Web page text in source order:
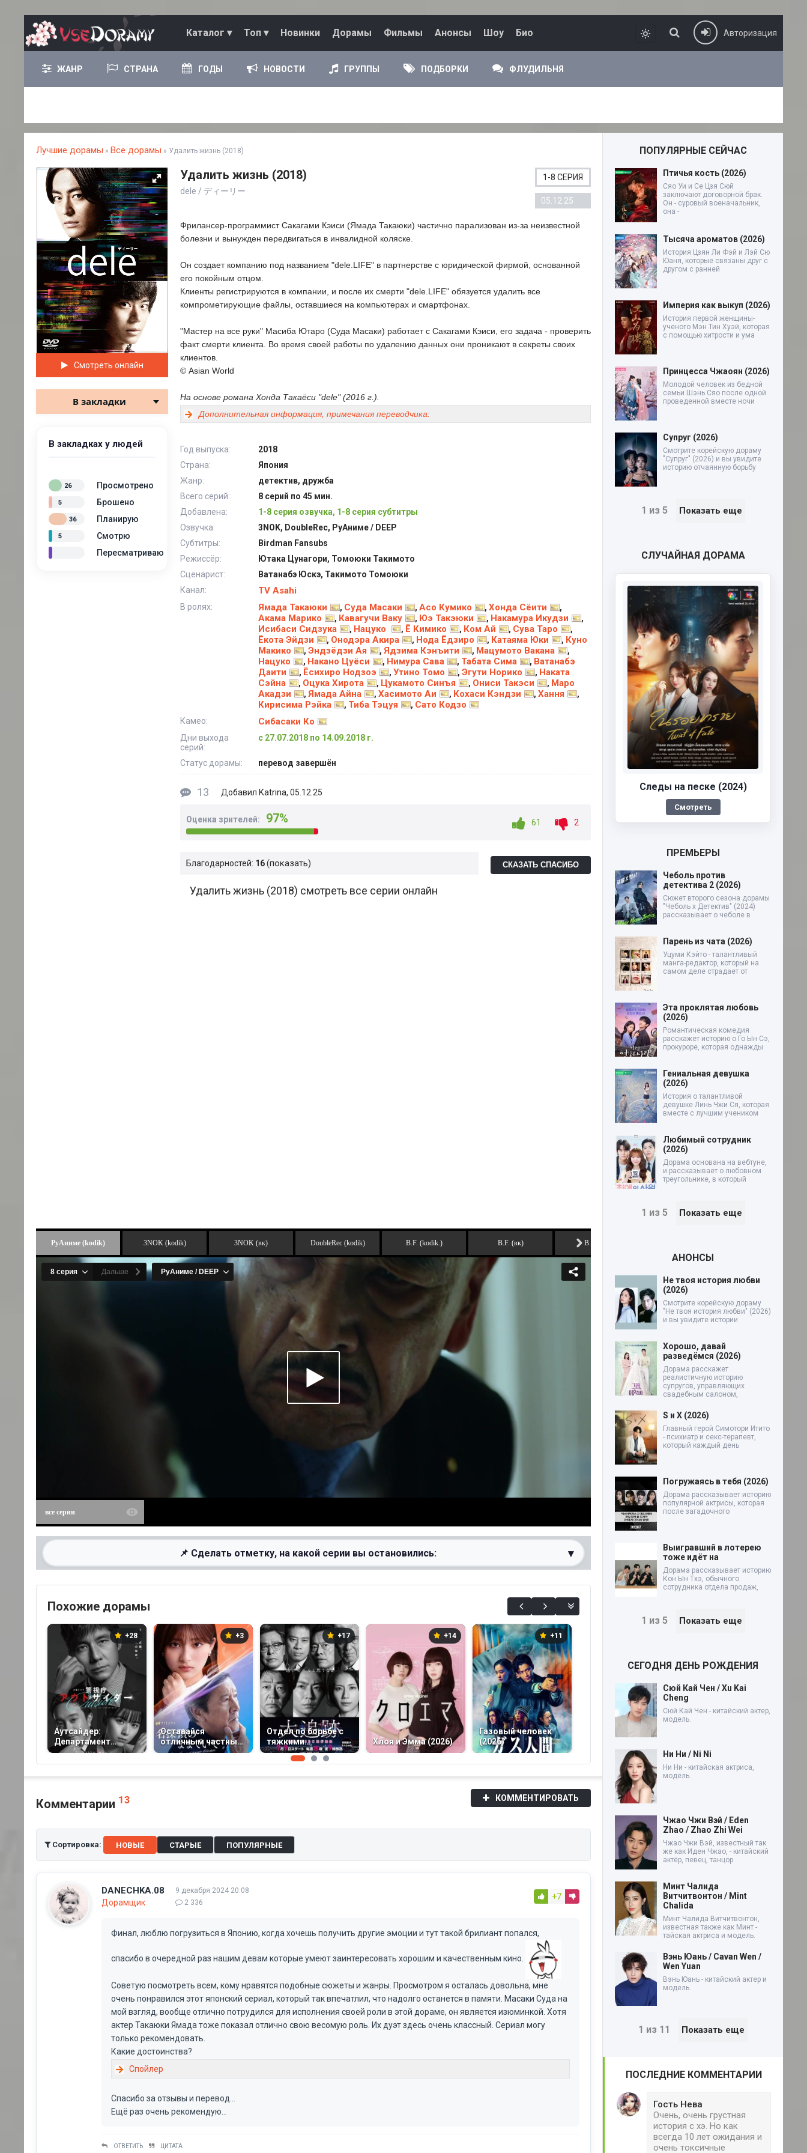
Каталог ▾ Топ ▾ Новинки Дорамы Фильмы Анонсы Шоу Био Авторизация
ЖАНР СТРАНА ГОДЫ НОВОСТИ ГРУППЫ ПОДБОРКИ ФЛУДИЛЬНЯ
Лучшие дорамы » Все дорамы » Удалить жизнь (2018)
Смотреть онлайн
В закладки
В закладках у людей
Просмотрено
26
Брошено
5
Планирую
36
Смотрю
5
Пересматриваю
Удалить жизнь (2018)
dele / ディーリー
1-8 СЕРИЯ
05.12.25
Фрилансер-программист Сакагами Кэиси (Ямада Такаюки) частично парализован из-за неизвестной
болезни и вынужден передвигаться в инвалидной коляске.
Он создает компанию под названием "dele.LIFE" в партнерстве с юридической фирмой, основанной
его покойным отцом.
Клиенты регистрируются в компании, и после их смерти "dele.LIFE" обязуется удалить все
компрометирующие файлы, оставшиеся на компьютерах и смартфонах.
"Мастер на все руки" Масиба Ютаро (Суда Масаки) работает с Сакагами Кэиси, его задача - проверить
факт смерти клиента. Во время своей работы по удалению данных они проникают в секреты своих
клиентов.
© Asian World
На основе романа Хонда Такаёси "dele" (2016 г.).
Дополнительная информация, примечания переводчика:
Год выпуска:
2018
Страна:
Япония
Жанр:
детектив, дружба
Всего серий:
8 серий по 45 мин.
Добавлена:
1-8 серия озвучка, 1-8 серия субтитры
Озвучка:
3NOK, DoubleRec, РуАниме / DEEP
Субтитры:
Birdman Fansubs
Режиссёр:
Ютака Цунагори, Томоюки Такимото
Сценарист:
Ватанабэ Юскэ, Такимото Томоюки
Канал:
TV Asahi
В ролях: Ямада Такаюки , Суда Масаки , Асо Кумико , Хонда Сёити ,
Акама Марико , Кавагучи Ваку , Юэ Такэюки , Накамура Икудзи ,
Исибаси Сидзука , Нацуко , Ё Кимико , Ком Ай , Сува Таро ,
Ёкота Эйдзи , Онодэра Акира , Нода Ёдзиро , Катаяма Юки , Куно
Макико
, Эндзёдзи Ая , Ядзима Кэнъити , Мацумото Вакана ,
Нацуко , Накано Цуёси , Нимура Сава , Табата Сима , Ватанабэ
Даити
, Ёсихиро Нодзоэ , Утино Томо , Эгути Норико , Наката
Сэйна
, Оцука Хирота , Цукамото Синъя , Ониси Такэси , Маро
Акадзи
, Ямада Айна , Хасимото Аи , Кохаси Кэндзи , Хання ,
Кирисима Рэйка , Тиба Тэцуя , Сато Кодзо
Камео: Сибасаки Ко
Дни выхода
серий:
с 27.07.2018 по 14.09.2018 г.
Статус дорамы: перевод завершён
13 Добавил Katrina, 05.12.25
Оценка зрителей: 97% 61 2
Благодарностей: 16 показать СКАЗАТЬ СПАСИБО
Удалить жизнь (2018) смотреть все серии онлайн
РуАниме (kodik) 3NOK (kodik) 3NOK (вк) DoubleRec (kodik) B.F. (kodik.) B.F. (вк) B.F. (ок)
все серии
📌 Сделать отметку, на какой серии вы остановились: ▾
0%
Похожие дорамы
+28
Аутсайдер:
Департамент
столичной полиции
(2023)
+3
Оставайся
отличным частным
детективом (2026)
+17
Отдел по борьбе с
тяжкими
преступлениями
(2025)
+14
Хлоя и Эмма (2026)
+11
Газовый человек
(2026)
смерти (2026)
Комментарии 13 КОММЕНТИРОВАТЬ
Сортировка: НОВЫЕ СТАРЫЕ ПОПУЛЯРНЫЕ
DANECHKA.08
Дорамщик
9 декабря 2024 20:08
2 336
+7
Финал, люблю погрузиться в Японию, когда хочешь получить другие эмоции и тут такой брилиант попался,
спасибо в очередной раз нашим девам которые умеют заинтересовать хорошим и качественным кино.
Советую посмотреть всем, кому нравятся подобные сюжеты и жанры. Просмотром я осталась довольна, мне
очень понравился этот японский сериал, который так впечатлил, что надолго останется в памяти. Масаки Суда на
мой взгляд, вообще отлично потрудился для исполнения своей роли в этой дораме, он является изюминкой. Хотя
актер Такаюки Ямада тоже показал отлично свою весомую роль. Их дуэт здесь очень классный. Сериал могу
только рекомендовать.
Какие достоинства?
Спасибо за отзывы и перевод...
Ещё раз очень рекомендую...
ОТВЕТИТЬ ЦИТАТА
ПОПУЛЯРНЫЕ СЕЙЧАС
Птичья кость (2026)
Сяо Уи и Се Цзя Сюй
заключают договорной брак.
Он - суровый военачальник,
она -
Тысяча ароматов (2026)
История Цзян Ли Фэй и Лэй Сю
Юаня, которые связаны друг с
другом с ранней
Империя как выкуп (2026)
История первой женщины-
ученого Мэн Тин Хуэй, которая
с помощью хитрости и ума
Принцесса Чжаоян (2026)
Молодой человек из бедной
семьи Шэнь Сяо после одной
проведенной вместе ночи
Супруг (2026)
Смотрите корейскую дораму
"Супруг" (2026) и вы увидите
историю отчаянную борьбу
1 из 5 Показать еще
СЛУЧАЙНАЯ ДОРАМА
Следы на песке (2024)
Смотреть
ПРЕМЬЕРЫ
Чеболь против
детектива 2 (2026)
Сюжет второго сезона дорамы
"Чеболь x Детектив" (2024)
рассказывает о чеболе в
Парень из чата (2026)
Уцуми Кэйто - талантливый
манга-редактор, который на
самом деле страдает от
Эта проклятая любовь
(2026)
Романтическая комедия
расскажет историю о Го Ын Сэ,
прокуроре, которая однажды
Гениальная девушка
(2026)
История о талантливой
девушке Линь Чжи Ся, которая
вместе с лучшим учеником
Любимый сотрудник
(2026)
Дорама основана на вебтуне,
и рассказывает о любовном
треугольнике, в который
1 из 5 Показать еще
АНОНСЫ
Не твоя история любви
(2026)
Смотрите корейскую дораму
"Не твоя история любви" (2026)
и вы увидите истории
Хорошо, давай
разведёмся (2026)
Дорама расскажет
реалистичную историю
супругов, управляющих
свадебным салоном,
S и X (2026)
Главный герой Симотори Итито
- психиатр и секс-терапевт,
который каждый день
Погружаясь в тебя (2026)
Дорама рассказывает историю
популярной актрисы, которая
после загадочного
Выигравший в лотерею
тоже идёт на
Дорама рассказывает историю
Кон Ын Тхэ, обычного
сотрудника отдела продаж,
1 из 5 Показать еще
СЕГОДНЯ ДЕНЬ РОЖДЕНИЯ
Сюй Кай Чен / Xu Kai
Cheng
Сюй Кай Чен - китайский актер,
модель.
Ни Ни / Ni Ni
Ни Ни - китайская актриса,
модель.
Чжао Чжи Вэй / Eden
Zhao / Zhao Zhi Wei
Чжао Чжи Вэй, известный так
же как Иден Чжао, - китайский
актёр, певец, танцор
Минт Чалида
Витчитвонтон / Mint
Chalida
Минт Чалида Витчитвонтон,
известная также как Минт -
тайская актриса и модель.
Вэнь Юань / Cavan Wen /
Wen Yuan
Вэнь Юань - китайский актер и
модель.
1 из 11 Показать еще
ПОСЛЕДНИЕ КОММЕНТАРИИ
Гость Нева
Очень, очень грустная
история с хэ. Но как
всегда 10 лет ожидания и
очень токсичные